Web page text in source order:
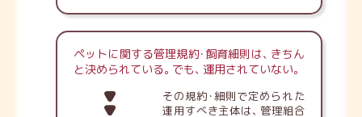
ペットに関する管理規約・飼育細則は、きちん
と決められている。でも、運用されていない。
その規約・細則で定められた
運用すべき主体は、管理組合